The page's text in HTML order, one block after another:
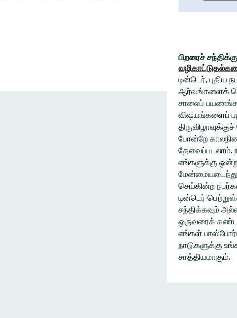
பிறரைச்
டின்டெர்,
ஆர்வங்களைக்
சாலைப்
விஷயங்களைப்
போன்றே
தேவைப்படலாம்.
எங்களுக்கு
செய்கின்ற
டின்டெர்
சந்திக்கவும்
ஒருவரைக்
எங்கள்
நாடுகளுக்கு
சாத்தியமாகும்.